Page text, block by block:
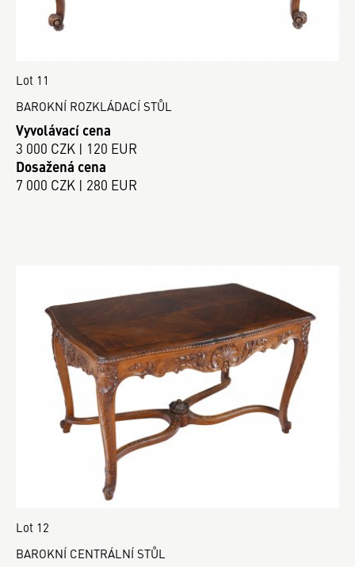
Lot 11
BAROKNÍ ROZKLÁDACÍ STŮL
Vyvolávací cena
3 000 CZK | 120 EUR
Dosažená cena
7 000 CZK | 280 EUR
Lot 12
BAROKNÍ CENTRÁLNÍ STŮL